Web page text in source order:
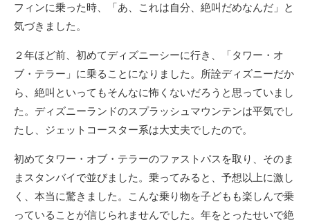
フィンに乗った時、「あ、これは自分、絶叫だめなんだ」と
気づきました。
２年ほど前、初めてディズニーシーに行き、「タワー・オ
ブ・テラー」に乗ることになりました。所詮ディズニーだか
ら、絶叫といってもそんなに怖くないだろうと思っていまし
た。ディズニーランドのスプラッシュマウンテンは平気でし
たし、ジェットコースター系は大丈夫でしたので。
初めてタワー・オブ・テラーのファストパスを取り、そのま
まスタンバイで並びました。乗ってみると、予想以上に激し
く、本当に驚きました。こんな乗り物を子どもも楽しんで乗
っていることが信じられませんでした。年をとったせいで絶